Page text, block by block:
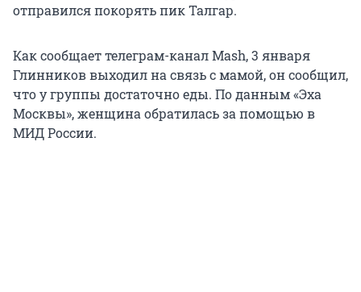
отправился покорять пик Талгар.
Как сообщает телеграм-канал Mash, 3 января
Глинников выходил на связь с мамой, он сообщил,
что у группы достаточно еды. По данным «Эха
Москвы», женщина обратилась за помощью в
МИД России.